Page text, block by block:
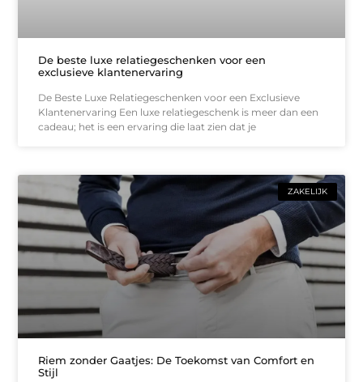
De beste luxe relatiegeschenken voor een
exclusieve klantenervaring
De Beste Luxe Relatiegeschenken voor een Exclusieve
Klantenervaring Een luxe relatiegeschenk is meer dan een
cadeau; het is een ervaring die laat zien dat je
ZAKELIJK
Riem zonder Gaatjes: De Toekomst van Comfort en
Stijl